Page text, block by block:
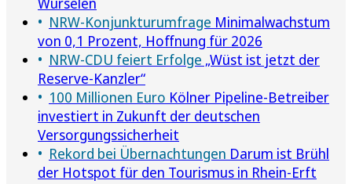
NRW-Konjunkturumfrage Minimalwachstum
von 0,1 Prozent, Hoffnung für 2026
NRW-CDU feiert Erfolge „Wüst ist jetzt der
Reserve-Kanzler“
100 Millionen Euro Kölner Pipeline-Betreiber
investiert in Zukunft der deutschen
Versorgungssicherheit
Rekord bei Übernachtungen Darum ist Brühl
der Hotspot für den Tourismus in Rhein-Erft